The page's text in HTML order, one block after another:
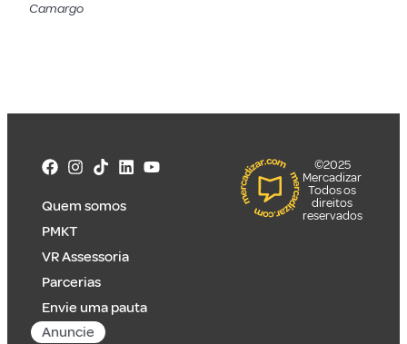
Camargo
Quem somos
PMKT
VR Assessoria
Parcerias
Envie uma pauta
Anuncie
©2025
Mercadizar
Todos os
direitos
reservados